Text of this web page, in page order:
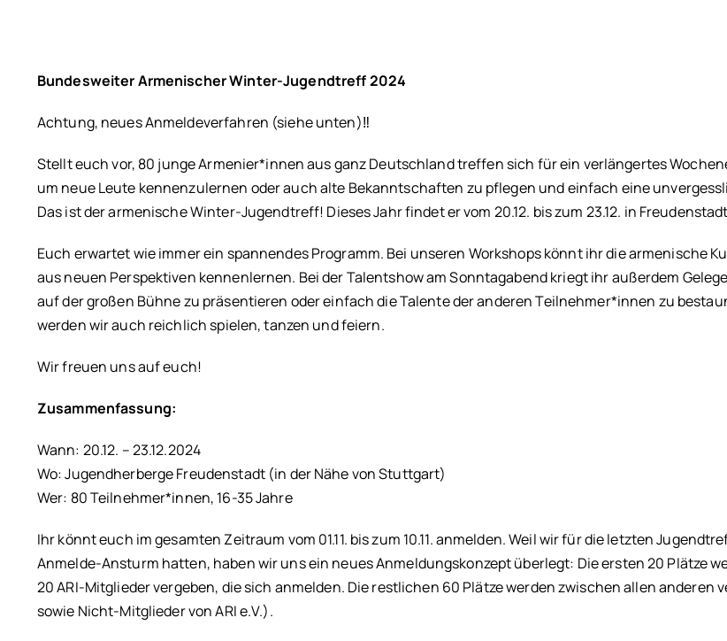
Bundesweiter Armenischer Winter-Jugendtreff 2024
Achtung, neues Anmeldeverfahren (siehe unten)‼️
Stellt euch vor, 80 junge Armenier*innen aus ganz Deutschland treffen sich für ein verlängertes
um neue Leute kennenzulernen oder auch alte Bekanntschaften zu pflegen und einfach eine
Das ist der armenische Winter-Jugendtreff! Dieses Jahr findet er vom 20.12. bis zum 23.12. in
Euch erwartet wie immer ein spannendes Programm. Bei unseren Workshops könnt ihr die armenische
aus neuen Perspektiven kennenlernen. Bei der Talentshow am Sonntagabend kriegt ihr außerdem
auf der großen Bühne zu präsentieren oder einfach die Talente der anderen Teilnehmer*innen zu
werden wir auch reichlich spielen, tanzen und feiern.
Wir freuen uns auf euch!
Zusammenfassung:
Wann: 20.12. – 23.12.2024
Wo: Jugendherberge Freudenstadt (in der Nähe von Stuttgart)
Wer: 80 Teilnehmer*innen, 16-35 Jahre
Ihr könnt euch im gesamten Zeitraum vom 01.11. bis zum 10.11. anmelden. Weil wir für die letzten
Anmelde-Ansturm hatten, haben wir uns ein neues Anmeldungskonzept überlegt: Die ersten 20 Plätze
20 ARI-Mitglieder vergeben, die sich anmelden. Die restlichen 60 Plätze werden zwischen allen anderen
sowie Nicht-Mitglieder von ARI e.V.).